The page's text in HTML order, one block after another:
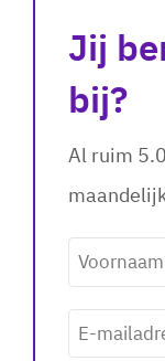
Jij
bij?
Al ruim
Voornaam
E-
mailadres